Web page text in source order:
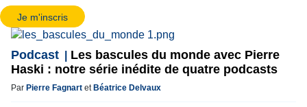
Je m'inscris
Podcast
Les bascules du monde avec Pierre
Haski : notre série inédite de quatre podcasts
Par Pierre Fagnart et Béatrice Delvaux